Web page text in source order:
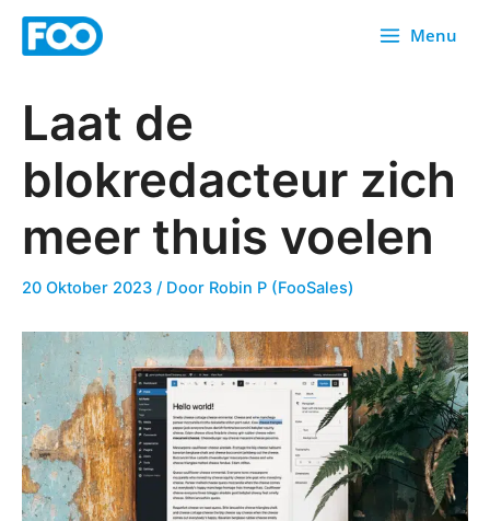
Overslaan
Menu
Laat de
blokredacteur zich
meer thuis voelen
20 Oktober 2023 / Door Robin P (FooSales)